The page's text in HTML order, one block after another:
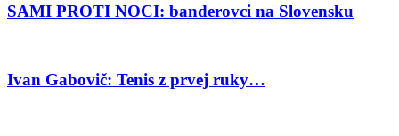
SAMI PROTI NOCI: banderovci na Slovensku
Ivan Gabovič: Tenis z prvej ruky…